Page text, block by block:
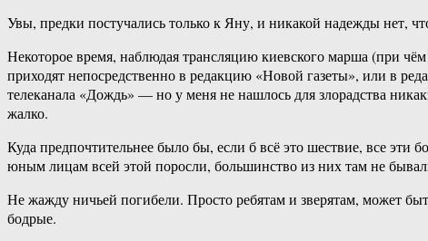
Увы, предки постучались только к Яну, и никакой надежды нет,
Некоторое время, наблюдая трансляцию киевского марша (при
приходят непосредственно в редакцию «Новой газеты», или в
телеканала «Дождь» — но у меня не нашлось для злорадства
жалко.
Куда предпочтительнее было бы, если б всё это шествие, все
юным лицам всей этой поросли, большинство из них там не
Не жажду ничьей погибели. Просто ребятам и зверятам, может
бодрые.